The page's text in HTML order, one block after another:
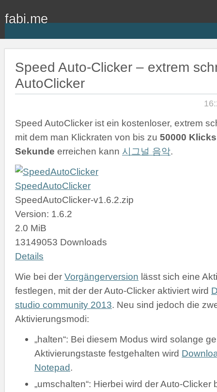
fabi.me
Speed Auto-Clicker – extrem
AutoClicker
Speed AutoClicker ist ein kostenloser, extrem
mit dem man Klickraten von bis zu 50000
Sekunde erreichen kann 시그널 음악.
SpeedAutoClicker
SpeedAutoClicker-v1.6.2.zip
Version: 1.6.2
2.0 MiB
13149053 Downloads
Details
Wie bei der Vorgängerversion lässt sich eine
festlegen, mit der der Auto-Clicker aktiviert wird
studio community 2013. Neu sind jedoch die
Aktivierungsmodi:
„halten“: Bei diesem Modus wird solange
Aktivierungstaste festgehalten wird
Notepad.
„umschalten“: Hierbei wird der Auto-Clicker